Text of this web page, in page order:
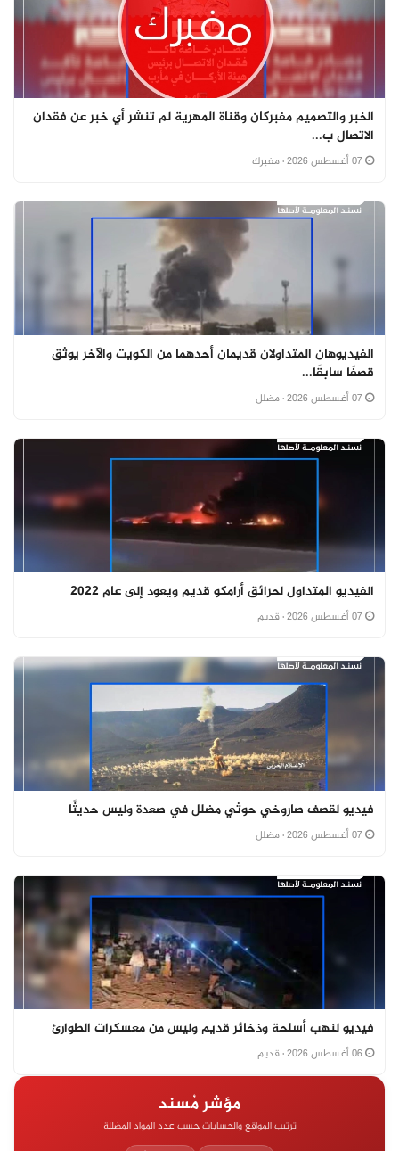
الخبر والتصميم مفبركان وقناة المهرية لم تنشر أي خبر عن فقدان
الاتصال ب...
· مفبرك
الفيديوهان المتداولان قديمان أحدهما من الكويت والآخر يوثق
قصفًا سابقًا...
· مضلل
الفيديو المتداول لحرائق أرامكو قديم ويعود إلى عام 2022
· قديم
فيديو لقصف صاروخي حوثي مضلل في صعدة وليس حديثًا
· مضلل
فيديو لنهب أسلحة وذخائر قديم وليس من معسكرات الطوارئ
· قديم
مؤشر مُسند
ترتيب المواقع والحسابات حسب عدد المواد المضللة